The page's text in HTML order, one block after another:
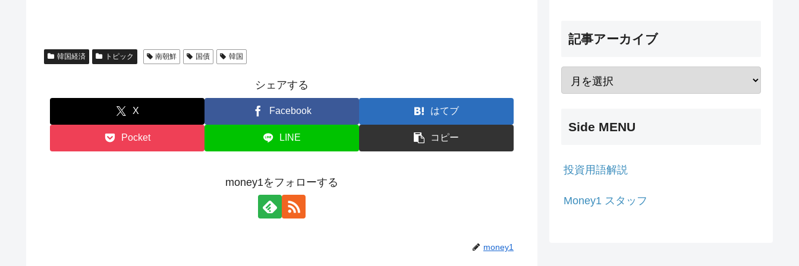
韓国経済 トピック 南朝鮮 国債 韓国
シェアする
X Facebook はてブ
Pocket LINE コピー
money1をフォローする
money1
記事アーカイブ
Side MENU
投資用語解説
Money1 スタッフ